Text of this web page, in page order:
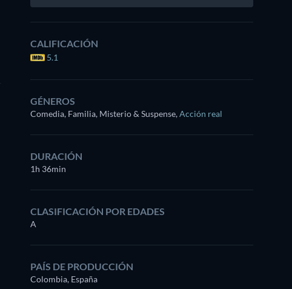
CALIFICACIÓN
5.1
GÉNEROS
Comedia, Familia, Misterio & Suspense,Acción real
DURACIÓN
1h 36min
CLASIFICACIÓN POR EDADES
A
PAÍS DE PRODUCCIÓN
Colombia, España